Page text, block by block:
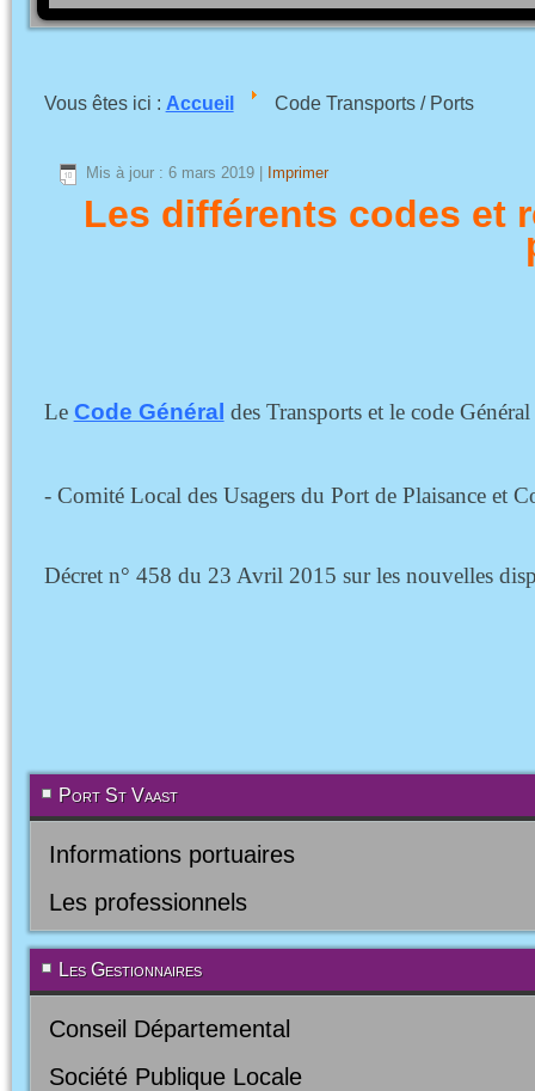
Vous êtes ici : Accueil Code Transports / Ports
Mis à jour : 6 mars 2019| Imprimer
Les différents codes et
Le Code Général des Transports et le code
- Comité Local des Usagers du Port de Plaisance et
Décret n° 458 du 23 Avril 2015 sur les nouvelles
Port St Vaast
Informations portuaires
Les professionnels
Les Gestionnaires
Conseil Départemental
Société Publique Locale